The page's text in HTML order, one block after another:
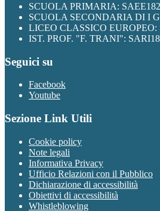
SCUOLA PRIMARIA:
SCUOLA SECONDARIA DI I
LICEO CLASSICO EUROPEO:
IST. PROF. "F. TRANI":
Seguici su
Facebook
Youtube
Sezione Link Utili
Cookie policy
Note legali
Informativa Privacy
Ufficio Relazioni con il Pubblico
Dichiarazione di accessibilità
Obiettivi di accessibilità
Whistleblowing